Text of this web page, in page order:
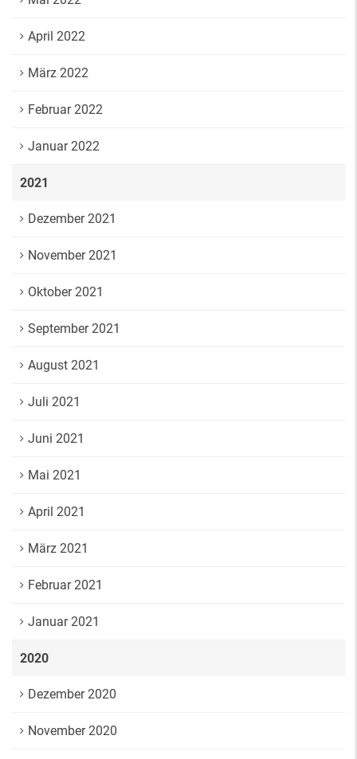
April 2022
März 2022
Februar 2022
Januar 2022
2021
Dezember 2021
November 2021
Oktober 2021
September 2021
August 2021
Juli 2021
Juni 2021
Mai 2021
April 2021
März 2021
Februar 2021
Januar 2021
2020
Dezember 2020
November 2020